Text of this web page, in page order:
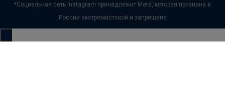
*Социальная сеть Instagram принадлежит Meta, которая признана в
России экстремистской и запрещена
×